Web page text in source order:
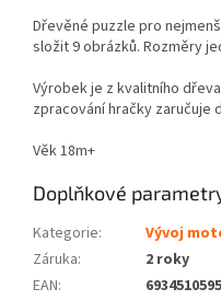
Dřevěné puzzle pro
složit 9 obrázků. Rozměry
Výrobek je z kvalitního
zpracování hračky zaručuje
Věk 18m+
Doplňkové
Kategorie:
Vývoj
Záruka:
2 roky
EAN: